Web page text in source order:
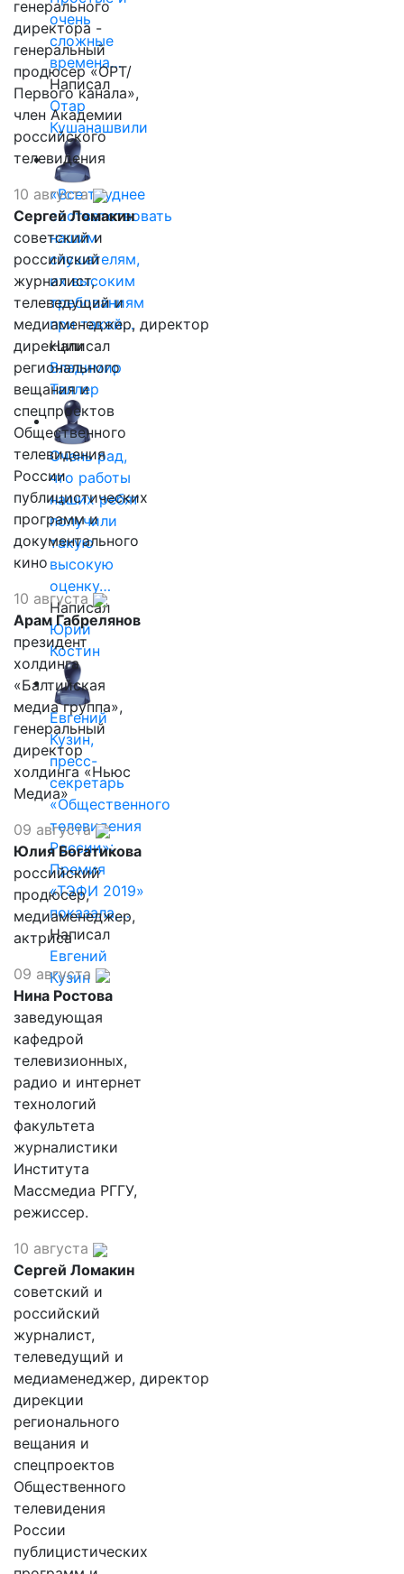
очень
сложные
времена…
Написал
Отар
Кушанашвили
«Все труднее
соответствовать
нашим
слушателям,
их высоким
требованиям
при такой…
Написал
Владимир
Таллер
Очень рад,
что работы
наших ребят
получили
такую
высокую
оценку…
Написал
Юрий
Костин
Евгений
Кузин,
пресс-
секретарь
«Общественного
телевидения
России»:
Премия
«ТЭФИ 2019»
показала,…
Написал
Евгений
Кузин
генерального
директора -
генеральный
продюсер «ОРТ/
Первого канала»,
член Академии
российского
телевидения
10 августа
Сергей Ломакин
советский и
российский
журналист,
телеведущий и
медиаменеджер, директор
дирекции
регионального
вещания и
спецпроектов
Общественного
телевидения
России
публицистических
программ и
документального
кино
10 августа
Арам Габрелянов
президент
холдинга
«Балтийская
медиа группа»,
генеральный
директор
холдинга «Ньюс
Медиа»
09 августа
Юлия Богатикова
российский
продюсер,
медиаменеджер,
актриса
09 августа
Нина Ростова
заведующая
кафедрой
телевизионных,
радио и интернет
технологий
факультета
журналистики
Института
Массмедиа РГГУ,
режиссер.
10 августа
Сергей Ломакин
советский и
российский
журналист,
телеведущий и
медиаменеджер, директор
дирекции
регионального
вещания и
спецпроектов
Общественного
телевидения
России
публицистических